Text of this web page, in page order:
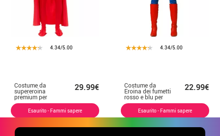
4.34/5.00
Costume da
supereroina
premium per
donna
29.99€
Esaurito - Fammi sapere
4.34/5.00
Costume da
Eroina dei fumetti
rosso e blu per
donna
22.99€
Esaurito - Fammi sapere